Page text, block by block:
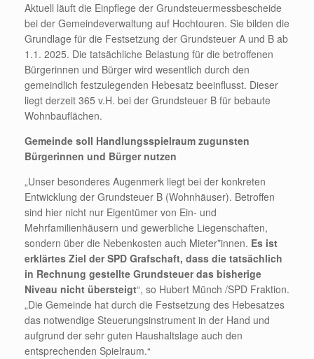
Aktuell läuft die Einpflege der Grundsteuermessbescheide
bei der Gemeindeverwaltung auf Hochtouren. Sie bilden die
Grundlage für die Festsetzung der Grundsteuer A und B ab
1.1. 2025. Die tatsächliche Belastung für die betroffenen
Bürgerinnen und Bürger wird wesentlich durch den
gemeindlich festzulegenden Hebesatz beeinflusst. Dieser
liegt derzeit 365 v.H. bei der Grundsteuer B für bebaute
Wohnbauflächen.
Gemeinde soll Handlungsspielraum zugunsten
Bürgerinnen und Bürger nutzen
„Unser besonderes Augenmerk liegt bei der konkreten
Entwicklung der Grundsteuer B (Wohnhäuser). Betroffen
sind hier nicht nur Eigentümer von Ein- und
Mehrfamilienhäusern und gewerbliche Liegenschaften,
sondern über die Nebenkosten auch Mieter*innen. Es ist
erklärtes Ziel der SPD Grafschaft, dass die tatsächlich
in Rechnung gestellte Grundsteuer das bisherige
Niveau nicht übersteigt“, so Hubert Münch /SPD Fraktion.
„Die Gemeinde hat durch die Festsetzung des Hebesatzes
das notwendige Steuerungsinstrument in der Hand und
aufgrund der sehr guten Haushaltslage auch den
entsprechenden Spielraum.“